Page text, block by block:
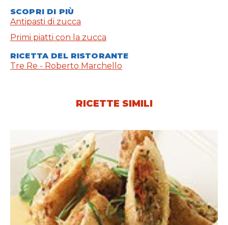
SCOPRI DI PIÙ
Antipasti di zucca
Primi piatti con la zucca
RICETTA DEL RISTORANTE
Tre Re - Roberto Marchello
RICETTE SIMILI